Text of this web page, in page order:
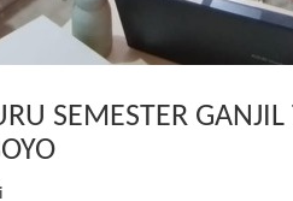
SEMESTER